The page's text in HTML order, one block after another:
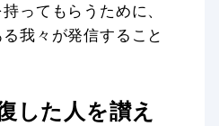
ってもらうために、
我々が発信すること
した人を讃え